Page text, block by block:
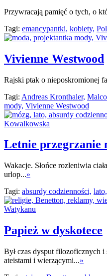
Przywracają pamięć o tych, o
Tagi: emancypantki, kobiety,
Vivienne Westwood
Rajski ptak o nieposkromionej
Tagi: Andreas Kronthaler,
mody, Vivienne Westwood
Letnie przegrzanie
Wakacje. Słońce rozleniwia
urlop...»
Tagi: absurdy codzienności, lato,
Papież w dyskotece
Był czas dysput filozoficznych
ateistami i wierzącymi...»